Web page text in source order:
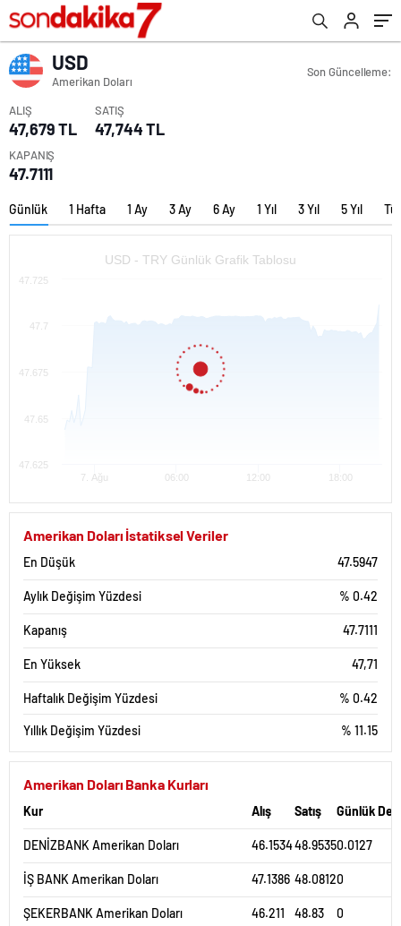
USD
Amerikan Doları
Son Güncelleme:
ALIŞ
47,679 TL
SATIŞ
47,744 TL
KAPANIŞ
47.7111
Günlük 1 Hafta 1 Ay 3 Ay 6 Ay 1 Yıl 3 Yıl 5 Yıl
USD - TRY Günlük Grafik Tablosu
7. Ağu 06:00 12:00 18:00
47.625
47.65
47.675
47.7
47.725
USD - TRY Haftalık Grafik Tablosu
3. Ağu 4. Ağu
47.5
47.55
47.65
47.7
47.75
USD - TRY 1 Aylık Grafik Tablosu
47.25
47.5
47.75
Amerikan Doları İstatiksel Veriler
En Düşük 47.5947
Aylık Değişim Yüzdesi % 0.42
Kapanış 47.7111
En Yüksek 47,71
Haftalık Değişim Yüzdesi % 0.42
Yıllık Değişim Yüzdesi % 11.15
Amerikan Doları Banka Kurları
Kur Alış Satış Günlük
DENİZBANK Amerikan Doları 46.153448.95350.0127
İŞ BANK Amerikan Doları 47.1386 48.08120
ŞEKERBANK Amerikan Doları 46.211 48.83 0